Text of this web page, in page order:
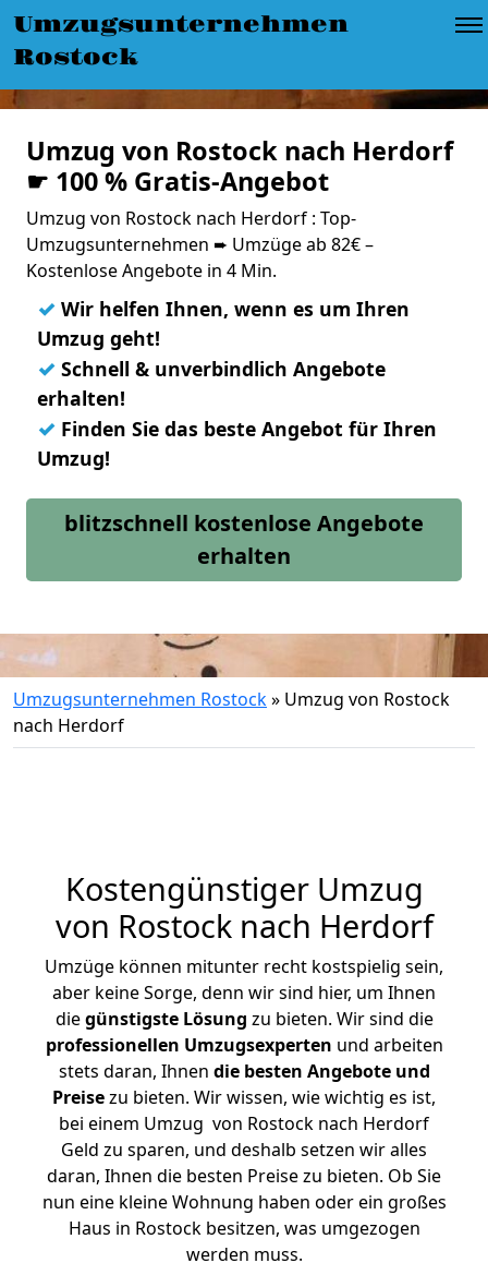
Umzugsunternehmen
Rostock
Umzug von Rostock nach Herdorf
☛ 100 % Gratis-Angebot
Umzug von Rostock nach Herdorf : Top-
Umzugsunternehmen ➨ Umzüge ab 82€ –
Kostenlose Angebote in 4 Min.
✓ Wir helfen Ihnen, wenn es um Ihren
Umzug geht!
✓ Schnell & unverbindlich Angebote
erhalten!
✓ Finden Sie das beste Angebot für Ihren
Umzug!
blitzschnell kostenlose Angebote
erhalten
Umzugsunternehmen Rostock» Umzug von Rostock
nach Herdorf
Kostengünstiger Umzug
von Rostock nach Herdorf
Umzüge können mitunter recht kostspielig sein,
aber keine Sorge, denn wir sind hier, um Ihnen
diegünstigste Lösung zu bieten. Wir sind die
professionellen Umzugsexperten und arbeiten
stets daran, Ihnen die besten Angebote und
Preisezu bieten. Wir wissen, wie wichtig es ist,
bei einem Umzug von Rostock nach Herdorf
Geld zu sparen, und deshalb setzen wir alles
daran, Ihnen die besten Preise zu bieten. Ob Sie
nun eine kleine Wohnung haben oder ein großes
Haus in Rostock besitzen, was umgezogen
werden muss.